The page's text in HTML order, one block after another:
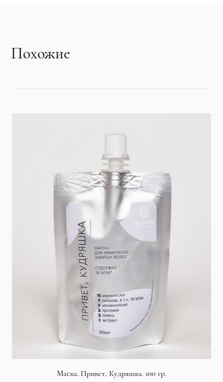
Похожие
Маска. Привет, Кудряшка. 100 гр.